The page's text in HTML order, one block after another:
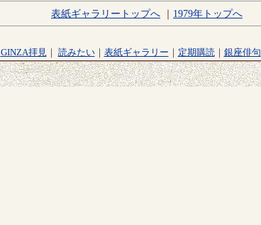
表紙ギャラリートップへ ｜ 1979年トップへ
GINZA拝見｜ 読みたい｜ 表紙ギャラリー ｜ 定期購読｜ 銀座俳句